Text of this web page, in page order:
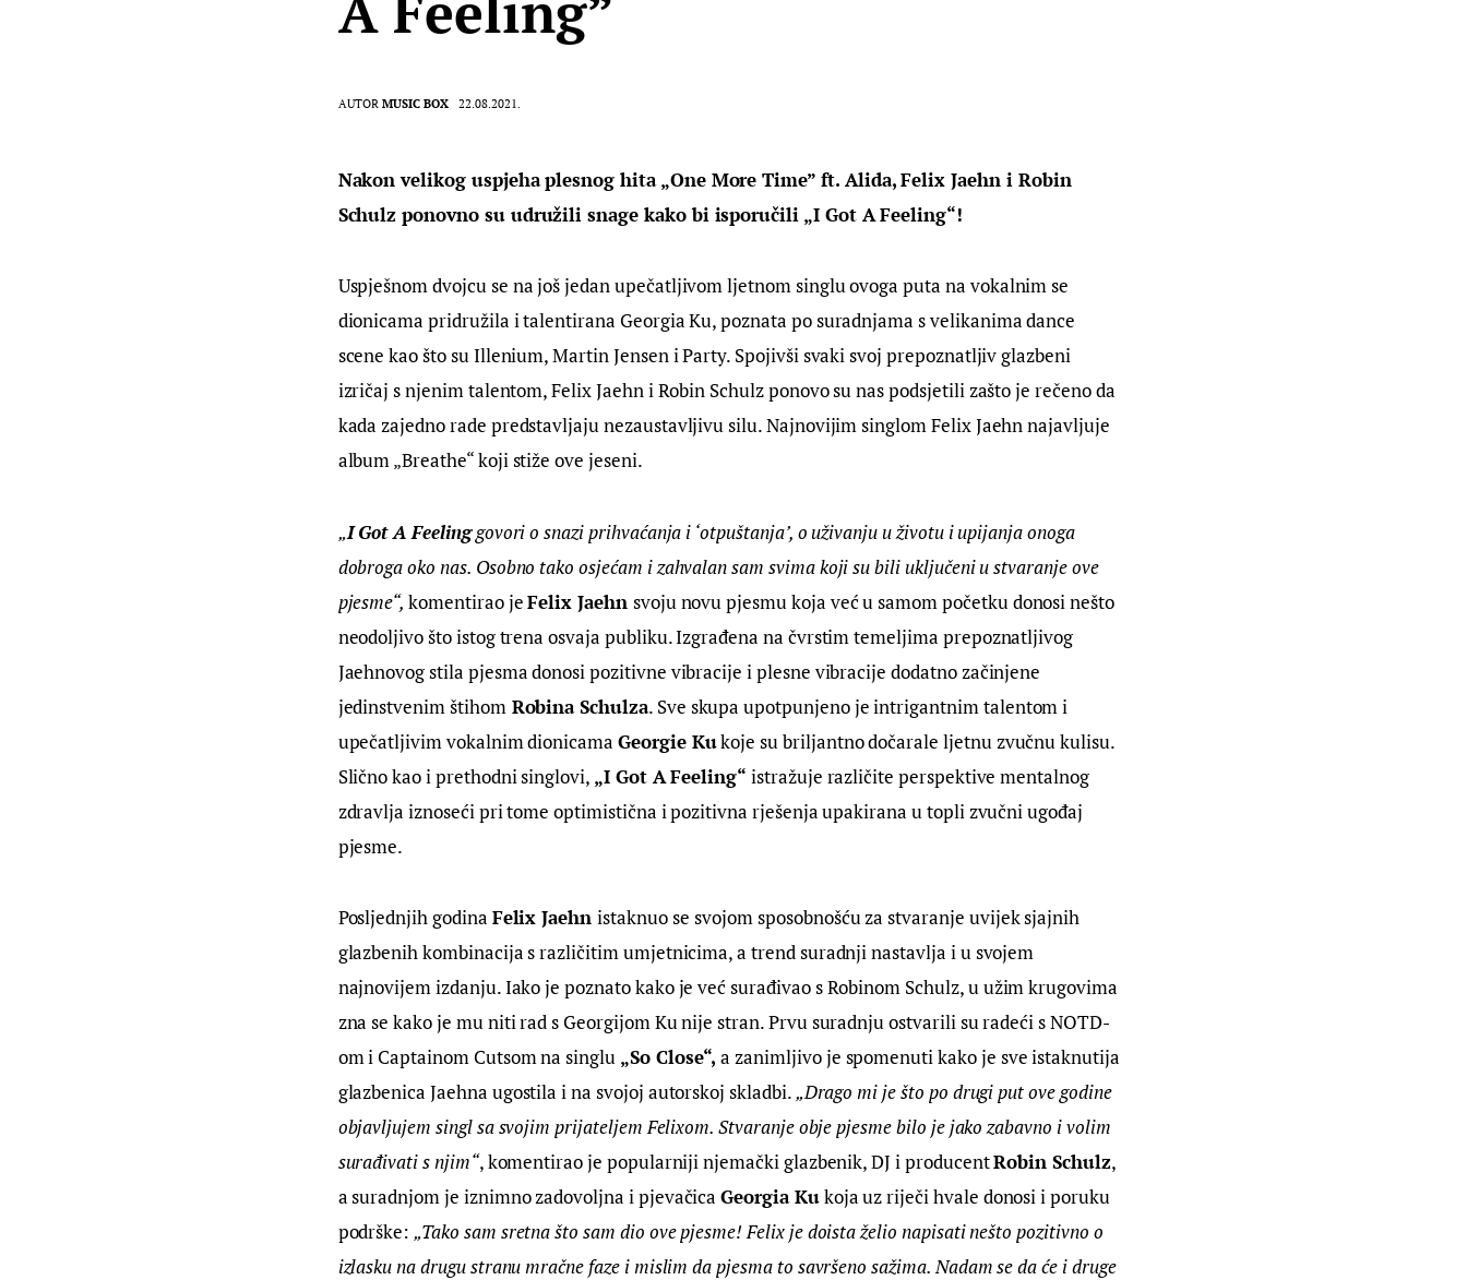
AUTOR MUSIC BOX 22.08.2021.
Nakon velikog uspjeha plesnog hita „One More Time” ft. Alida, Felix Jaehn i Robin
Schulz ponovno su udružili snage kako bi isporučili „I Got A Feeling“!
Uspješnom dvojcu se na još jedan upečatljivom ljetnom singlu ovoga puta na vokalnim se
dionicama pridružila i talentirana Georgia Ku, poznata po suradnjama s velikanima dance
scene kao što su Illenium, Martin Jensen i Party. Spojivši svaki svoj prepoznatljiv glazbeni
izričaj s njenim talentom, Felix Jaehn i Robin Schulz ponovo su nas podsjetili zašto je rečeno da
kada zajedno rade predstavljaju nezaustavljivu silu. Najnovijim singlom Felix Jaehn najavljuje
album „Breathe“ koji stiže ove jeseni.
„I Got A Feeling govori o snazi prihvaćanja i ‘otpuštanja’, o uživanju u životu i upijanja onoga
dobroga oko nas. Osobno tako osjećam i zahvalan sam svima koji su bili uključeni u stvaranje ove
pjesme“, komentirao je Felix Jaehn svoju novu pjesmu koja već u samom početku donosi nešto
neodoljivo što istog trena osvaja publiku. Izgrađena na čvrstim temeljima prepoznatljivog
Jaehnovog stila pjesma donosi pozitivne vibracije i plesne vibracije dodatno začinjene
jedinstvenim štihom Robina Schulza. Sve skupa upotpunjeno je intrigantnim talentom i
upečatljivim vokalnim dionicama Georgie Ku koje su briljantno dočarale ljetnu zvučnu kulisu.
Slično kao i prethodni singlovi, „I Got A Feeling“ istražuje različite perspektive mentalnog
zdravlja iznoseći pri tome optimistična i pozitivna rješenja upakirana u topli zvučni ugođaj
pjesme.
Posljednjih godina Felix Jaehn istaknuo se svojom sposobnošću za stvaranje uvijek sjajnih
glazbenih kombinacija s različitim umjetnicima, a trend suradnji nastavlja i u svojem
najnovijem izdanju. Iako je poznato kako je već surađivao s Robinom Schulz, u užim krugovima
zna se kako je mu niti rad s Georgijom Ku nije stran. Prvu suradnju ostvarili su radeći s NOTD-
om i Captainom Cutsom na singlu „So Close“, a zanimljivo je spomenuti kako je sve istaknutija
glazbenica Jaehna ugostila i na svojoj autorskoj skladbi. „Drago mi je što po drugi put ove godine
objavljujem singl sa svojim prijateljem Felixom. Stvaranje obje pjesme bilo je jako zabavno i volim
surađivati s njim“, komentirao je popularniji njemački glazbenik, DJ i producent Robin Schulz,
a suradnjom je iznimno zadovoljna i pjevačica Georgia Ku koja uz riječi hvale donosi i poruku
podrške: „Tako sam sretna što sam dio ove pjesme! Felix je doista želio napisati nešto pozitivno o
izlasku na drugu stranu mračne faze i mislim da pjesma to savršeno sažima. Nadam se da će i druge